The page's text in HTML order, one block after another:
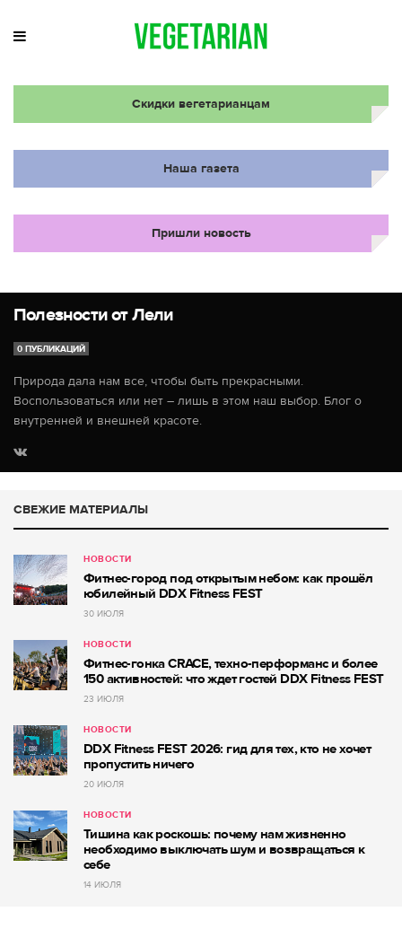
Скидки вегетарианцам
Наша газета
Пришли новость
Полезности от Лели
0 ПУБЛИКАЦИЙ
Природа дала нам все, чтобы быть прекрасными.
Воспользоваться или нет – лишь в этом наш выбор. Блог о
внутренней и внешней красоте.
СВЕЖИЕ МАТЕРИАЛЫ
НОВОСТИ
Фитнес-город под открытым небом: как прошёл
юбилейный DDX Fitness FEST
30 ИЮЛЯ
НОВОСТИ
Фитнес-гонка CRACE, техно-перформанс и более
150 активностей: что ждет гостей DDX Fitness FEST
23 ИЮЛЯ
НОВОСТИ
DDX Fitness FEST 2026: гид для тех, кто не хочет
пропустить ничего
20 ИЮЛЯ
НОВОСТИ
Тишина как роскошь: почему нам жизненно
необходимо выключать шум и возвращаться к
себе
14 ИЮЛЯ